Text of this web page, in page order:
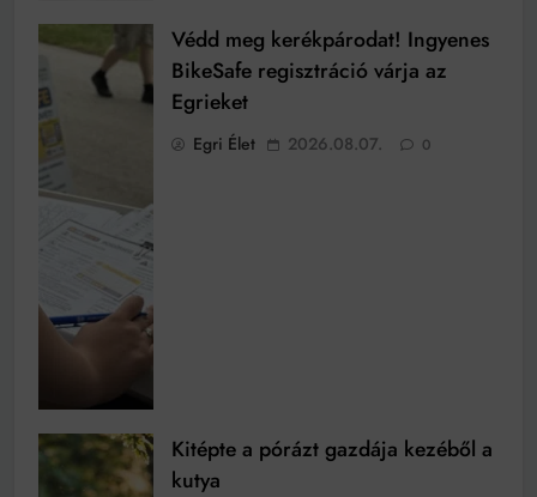
Védd meg kerékpárodat! Ingyenes
BikeSafe regisztráció várja az
Egrieket
Egri Élet 2026.08.07. 0
Kitépte a pórázt gazdája kezéből a
kutya